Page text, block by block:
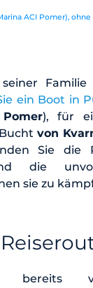
ACI Pomer),
Familie
ein Boot in
), für
von
Sie die
die
sie zu
bereits